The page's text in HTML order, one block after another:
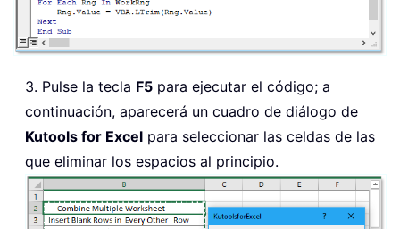
3. Pulse la tecla F5 para ejecutar el código; a
continuación, aparecerá un cuadro de diálogo de
Kutools for Excel para seleccionar las celdas de las
que eliminar los espacios al principio.